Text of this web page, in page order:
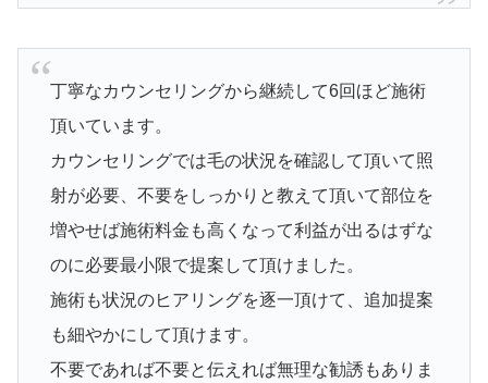
丁寧なカウンセリングから継続して6回ほど施術
頂いています。
カウンセリングでは毛の状況を確認して頂いて照
射が必要、不要をしっかりと教えて頂いて部位を
増やせば施術料金も高くなって利益が出るはずな
のに必要最小限で提案して頂けました。
施術も状況のヒアリングを逐一頂けて、追加提案
も細やかにして頂けます。
不要であれば不要と伝えれば無理な勧誘もありま